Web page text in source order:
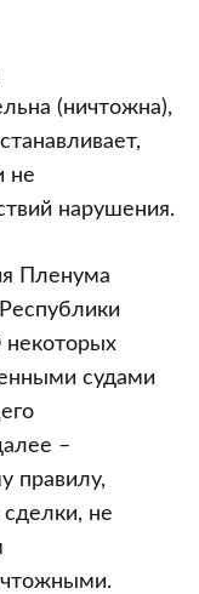
(ничтожна),
не
нарушения.
Пленума
некоторых
судами
–
правилу,
не